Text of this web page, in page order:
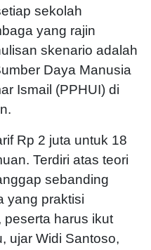
sekolah
yang rajin
skenario adalah
Daya Manusia
Ismail (PPHUI) di
Rp 2 juta untuk 18
Terdiri atas teori
sebanding
yang praktisi
peserta harus ikut
ujar Widi Santoso,